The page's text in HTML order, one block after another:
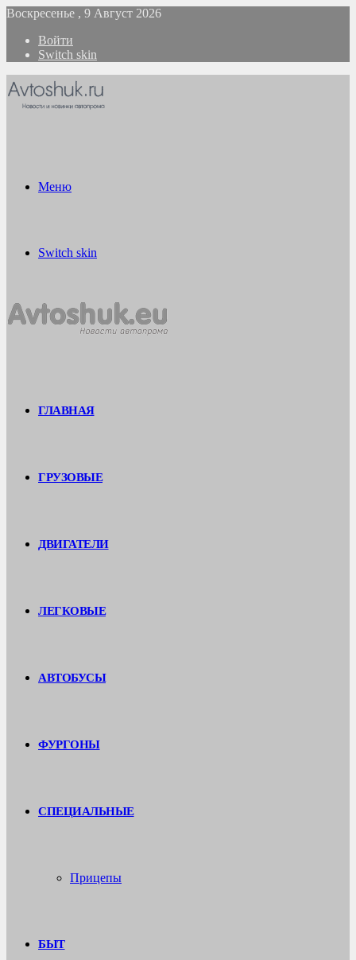
Воскресенье , 9 Август 2026
Войти
Switch skin
Меню
Switch skin
ГЛАВНАЯ
ГРУЗОВЫЕ
ДВИГАТЕЛИ
ЛЕГКОВЫЕ
АВТОБУСЫ
ФУРГОНЫ
СПЕЦИАЛЬНЫЕ
Прицепы
БЫТ